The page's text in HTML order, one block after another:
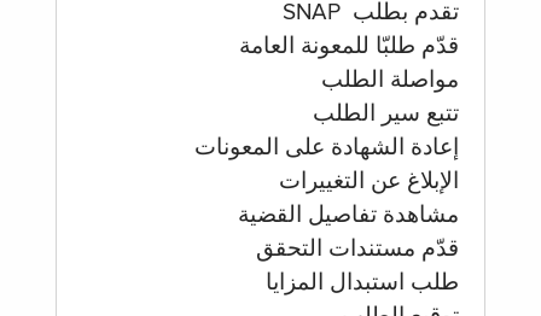
تقدم بطلب SNAP
قدّم طلبّا للمعونة العامة
مواصلة الطلب
تتبع سير الطلب
إعادة الشهادة على المعونات
الإبلاغ عن التغييرات
مشاهدة تفاصيل القضية
قدّم مستندات التحقق
طلب استبدال المزايا